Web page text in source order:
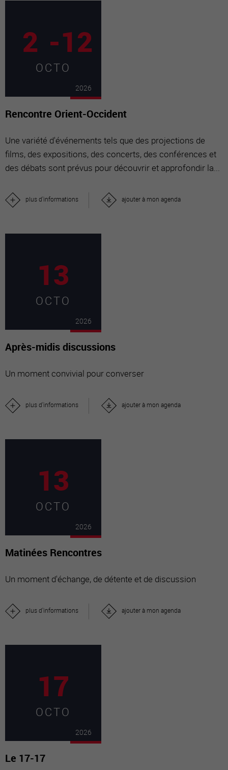
2 -12
OCTO
2026
Rencontre Orient-Occident
Une variété d'événements tels que des projections de
films, des expositions, des concerts, des conférences et
des débats sont prévus pour découvrir et approfondir la...
plus d'informations ajouter à mon agenda
13
OCTO
2026
Après-midis discussions
Un moment convivial pour converser
plus d'informations ajouter à mon agenda
13
OCTO
2026
Matinées Rencontres
Un moment d'échange, de détente et de discussion
plus d'informations ajouter à mon agenda
17
OCTO
2026
Le 17-17